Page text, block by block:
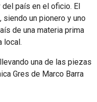
país en el oficio. El
siendo un pionero y uno
de una materia prima
local.
una de las piezas
Gres de Marco Barra